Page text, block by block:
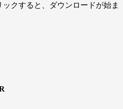
クすると、ダウンロードが始ま